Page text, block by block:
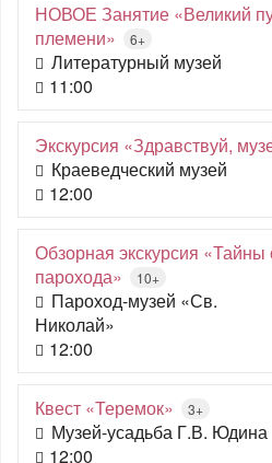
НОВОЕ Занятие «Великий
племени»
6+
Литературный музей
11:00
Экскурсия «Здравствуй,
Краеведческий музей
12:00
Обзорная экскурсия «Тайны
парохода»
10+
Пароход-музей «Св.
Николай»
12:00
Квест «Теремок» 3+
Музей-усадьба Г.В. Юдина
12:00